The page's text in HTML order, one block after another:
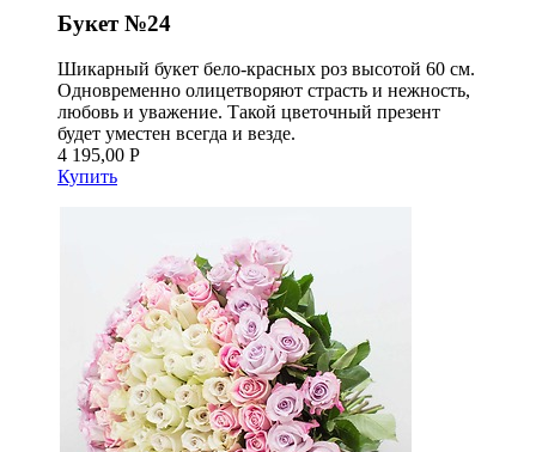
Букет №24
Шикарный букет бело-красных роз высотой 60 см.
Одновременно олицетворяют страсть и нежность,
любовь и уважение. Такой цветочный презент
будет уместен всегда и везде.
4 195,00 Р
Купить